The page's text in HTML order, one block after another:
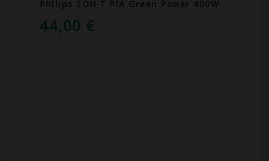
Philips SON-T PIA Green Power 400W
44,00 €